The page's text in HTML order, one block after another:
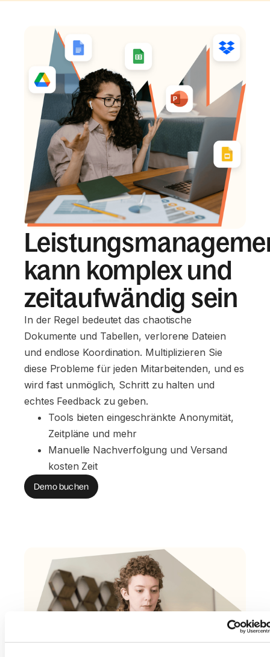
kann komplex und
zeitaufwändig sein
In der Regel bedeutet das chaotische
Dokumente und Tabellen, verlorene Dateien
und endlose Koordination. Multiplizieren Sie
diese Probleme für jeden Mitarbeitenden, und es
wird fast unmöglich, Schritt zu halten und
echtes Feedback zu geben.
Tools bieten eingeschränkte Anonymität,
Zeitpläne und mehr
Manuelle Nachverfolgung und Versand
kosten Zeit
Demo buchen